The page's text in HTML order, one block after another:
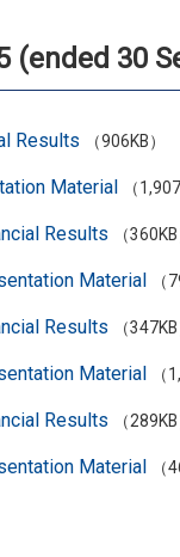
(ended 30
Results （906KB）
Material （
Results （360KB
Material （
Results （347KB
Material （
Results （289KB
Material （